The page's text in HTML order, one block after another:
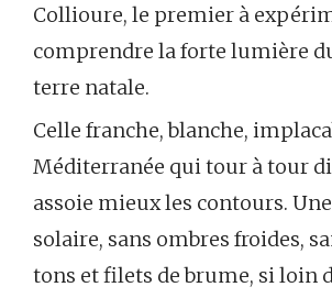
Collioure, le premier à
comprendre la forte lumière
terre natale.
Celle franche, blanche,
Méditerranée qui tour à tour
assoie mieux les contours.
solaire, sans ombres froides,
tons et filets de brume, si loin